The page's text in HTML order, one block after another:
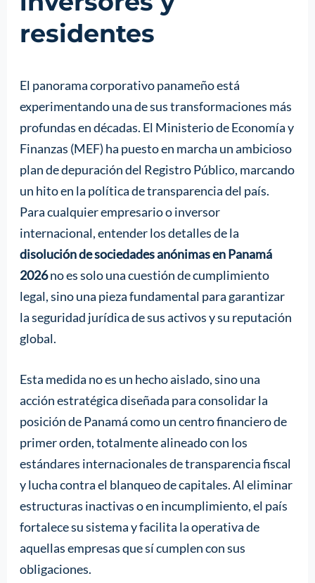
residentes
El panorama corporativo panameño está
experimentando una de sus transformaciones más
profundas en décadas. El Ministerio de Economía y
Finanzas (MEF) ha puesto en marcha un ambicioso
plan de depuración del Registro Público, marcando
un hito en la política de transparencia del país.
Para cualquier empresario o inversor
internacional, entender los detalles de la
disolución de sociedades anónimas en Panamá
2026no es solo una cuestión de cumplimiento
legal, sino una pieza fundamental para garantizar
la seguridad jurídica de sus activos y su reputación
global.
Esta medida no es un hecho aislado, sino una
acción estratégica diseñada para consolidar la
posición de Panamá como un centro financiero de
primer orden, totalmente alineado con los
estándares internacionales de transparencia fiscal
y lucha contra el blanqueo de capitales. Al eliminar
estructuras inactivas o en incumplimiento, el país
fortalece su sistema y facilita la operativa de
aquellas empresas que sí cumplen con sus
obligaciones.